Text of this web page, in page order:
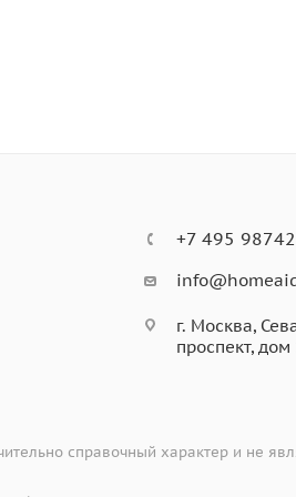
+7 495
г. Москва,
проспект, дом
справочный характер и не